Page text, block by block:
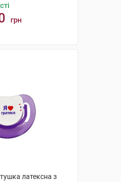
грн
латексна з